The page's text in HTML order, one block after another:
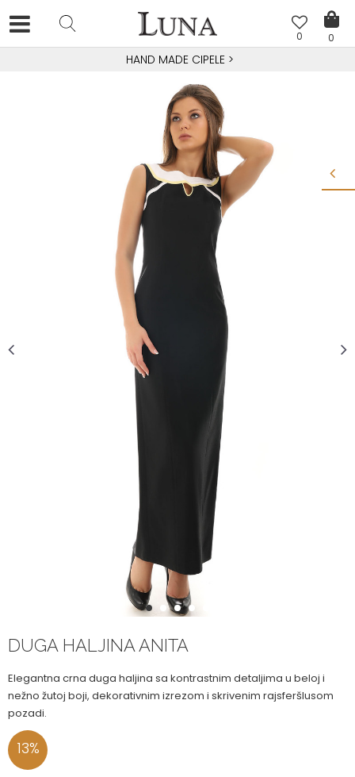
0
0
HAND MADE CIPELE >
1 2 3 4
DUGA HALJINA ANITA
Elegantna crna duga haljina sa kontrastnim detaljima u beloj i
nežno žutoj boji, dekorativnim izrezom i skrivenim rajsferšlusom
pozadi.
13%